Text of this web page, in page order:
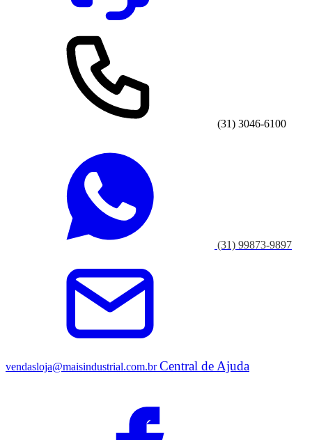
(31) 3046-6100
(31) 99873-9897
vendasloja@maisindustrial.com.brCentral de Ajuda